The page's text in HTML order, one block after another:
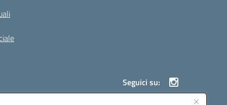
Seguici su: